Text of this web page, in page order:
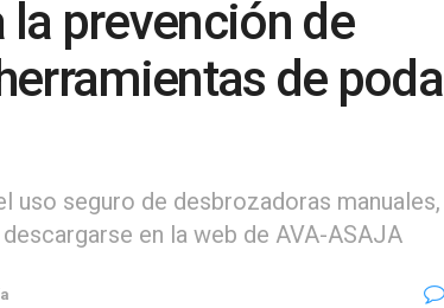
prevención de
de poda
seguro de desbrozadoras manuales,
en la web de AVA-ASAJA